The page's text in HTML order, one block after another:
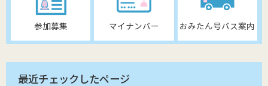
参加募集 マイナンバー おみたん号バス案内
最近チェックしたページ